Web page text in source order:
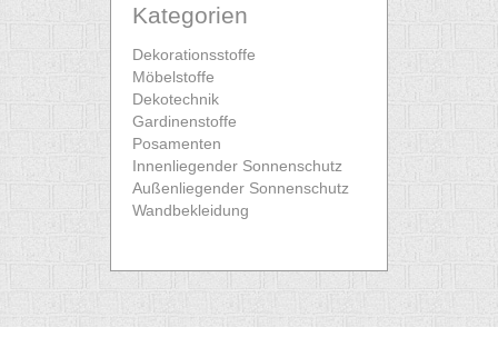
Kategorien
Dekorationsstoffe
Möbelstoffe
Dekotechnik
Gardinenstoffe
Posamenten
Innenliegender Sonnenschutz
Außenliegender Sonnenschutz
Wandbekleidung